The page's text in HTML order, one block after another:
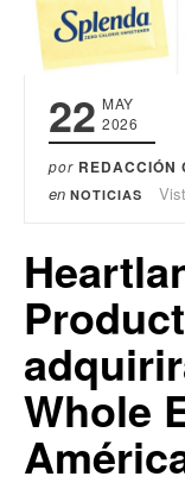
22 MAY
2026
por REDACCIÓN
en NOTICIAS
Whole